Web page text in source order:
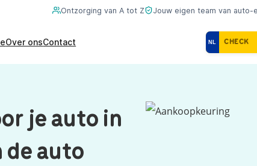
Ontzorging van A tot Z Jouw eigen team van auto-
Over onsContact NL
je auto in
auto